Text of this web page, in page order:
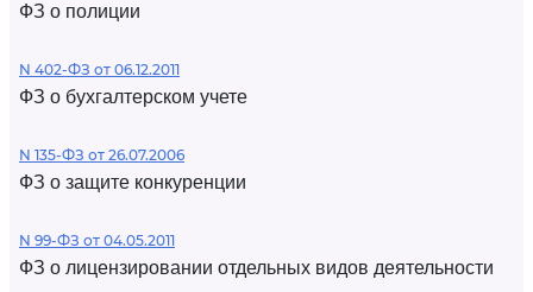
ФЗ о полиции
N 402-ФЗ от 06.12.2011
ФЗ о бухгалтерском учете
N 135-ФЗ от 26.07.2006
ФЗ о защите конкуренции
N 99-ФЗ от 04.05.2011
ФЗ о лицензировании отдельных видов деятельности